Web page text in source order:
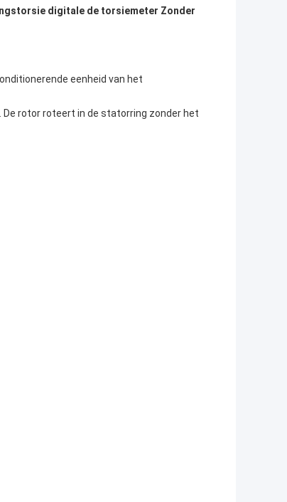
digitale de torsiemeter Zonder
eenheid van het
De rotor roteert in de statorring zonder het